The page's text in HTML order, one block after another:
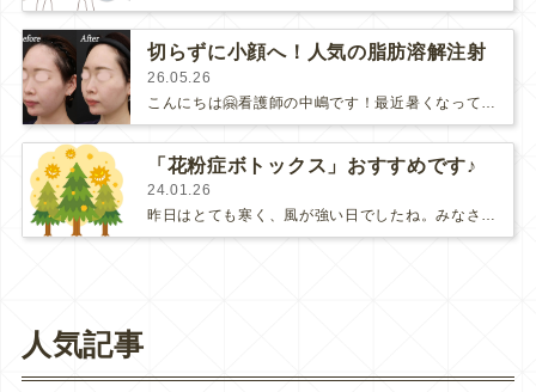
切らずに小顔へ！人気の脂肪溶解注射
26.05.26
「花粉症ボトックス」おすすめです♪
24.01.26
昨日はとても寒く、風が強い日でしたね。みなさま体調崩されてはいませんか？東京では、2月中旬から花粉が飛散すると言われていますね。…
人気記事